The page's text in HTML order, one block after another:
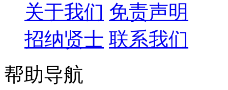
关于我们 免责声明
招纳贤士 联系我们
帮助导航